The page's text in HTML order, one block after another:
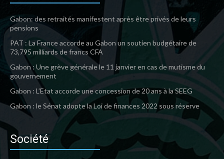
Gabon: des retraités manifestent après être privés de leurs
pensions
PAT : La France accorde au Gabon un soutien budgétaire de
73,795 milliards de francs CFA
Gabon : Une grève générale le 11 janvier en cas de mutisme du
gouvernement
Gabon : L’Etat accorde une concession de 20 ans à la SEEG
Gabon : le Sénat adopte la Loi de finances 2022 sous réserve
Société